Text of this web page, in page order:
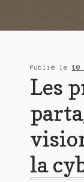
Qui sommes-nous ?
Publié le 10
Les
la